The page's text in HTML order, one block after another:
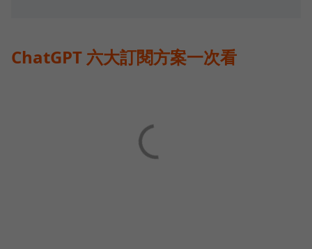
ChatGPT 六大訂閱方案一次看